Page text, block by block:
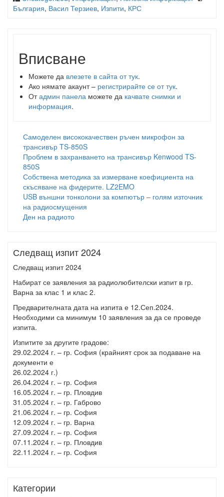
България, Васил Терзиев, Изпити, КРС
Вписване
Можете да влезете в сайта от тук.
Ако нямате акаунт – регистрирайте се от тук.
Отадмин панела можете да качвате снимки и
информация.
Самоделен висококачествен ръчен микрофон за
трансивър TS-850S
Проблем в захранването на трансивър Kenwood TS-
850S
Собствена методика за измерване коефициента на
скъсяване на фидерите. LZ2EMO
USB външни тонколони за компютър – голям източник
на радиосмущения
Ден на радиото
Следващ изпит 2024
Следващ изпит 2024
Набират се заявления за радиолюбителски изпит в гр.
Варна за клас 1 и клас 2.
Предварителната дата на изпита е 12.Сеп.2024.
Необходими са минимум 10 заявления за да се проведе
изпита.
Изпитите за другите градове:
29.02.2024 г. – гр. София (крайният срок за подаване на
документи е
26.02.2024 г.)
26.04.2024 г. – гр. София
16.05.2024 г. – гр. Пловдив
31.05.2024 г. – гр. Габрово
21.06.2024 г. – гр. София
12.09.2024 г. – гр. Варна
27.09.2024 г. – гр. София
07.11.2024 г. – гр. Пловдив
22.11.2024 г. – гр. София
Категории